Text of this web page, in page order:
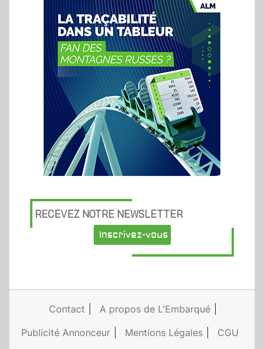
RECEVEZ NOTRE NEWSLETTER
Inscrivez-vous
Contact
A propos de L'Embarqué
Publicité Annonceur
Mentions Légales CGU